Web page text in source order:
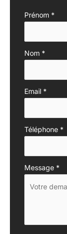
Formulaire
avec
téléphone
Prénom *
Nom *
Email *
Téléphone *
Message *